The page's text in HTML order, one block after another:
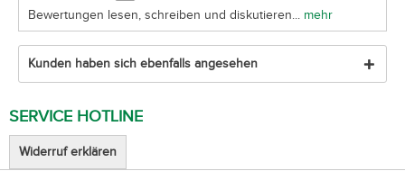
Bewertungen lesen, schreiben und diskutieren... mehr
Kunden haben sich ebenfalls angesehen
SERVICE HOTLINE
Widerruf erklären